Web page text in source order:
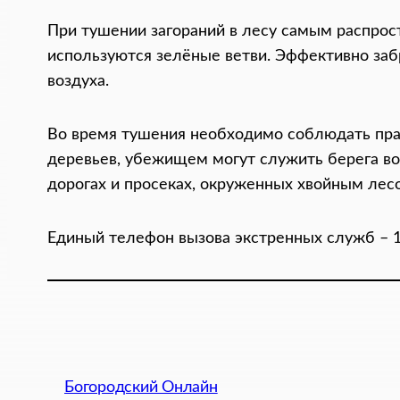
При тушении загораний в лесу самым
используются зелёные ветви. Эффективно
воздуха.
Во время тушения необходимо соблюдать
деревьев, убежищем могут служить берега
дорогах и просеках, окруженных хвойным
Единый телефон вызова экстренных служб –
Богородский Онлайн